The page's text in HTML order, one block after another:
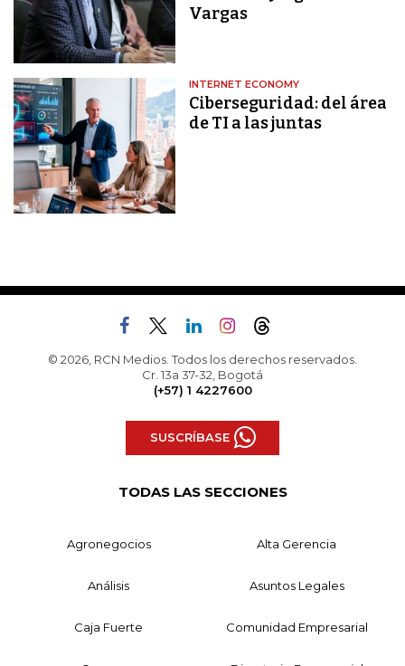
Vargas
INTERNET ECONOMY
Ciberseguridad: del área
de TI a las juntas
© 2026, RCN Medios. Todos los derechos reservados.
Cr. 13a 37-32, Bogotá
(+57) 1 4227600
SUSCRÍBASE
TODAS LAS SECCIONES
Agronegocios Alta Gerencia
Análisis Asuntos Legales
Caja Fuerte Comunidad Empresarial